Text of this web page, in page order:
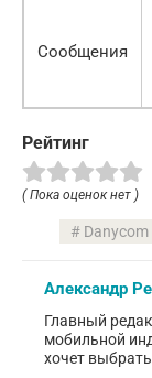
Сообщения
Рейтинг
( Пока оценок нет )
Danycom
Александр
Главный
мобильной
хочет